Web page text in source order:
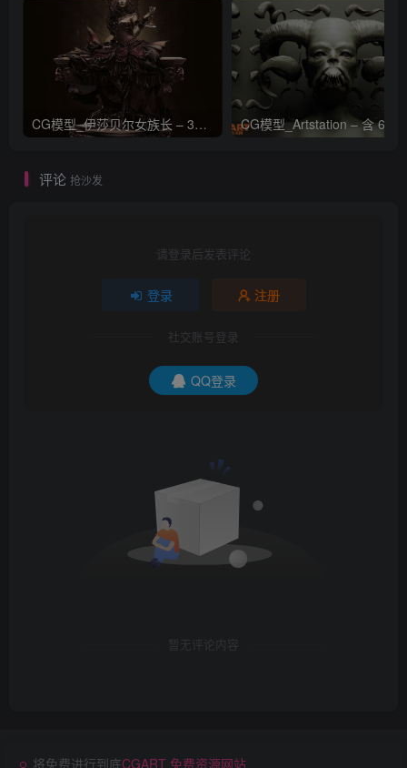
CG模型_伊莎贝尔女族长 – 3D 模型_CGART_模型下载
评论 抢沙发
请登录后发表评论
登录 注册
社交账号登录
QQ登录
暂无评论内容
将免费进行到底CGART 免费资源网站